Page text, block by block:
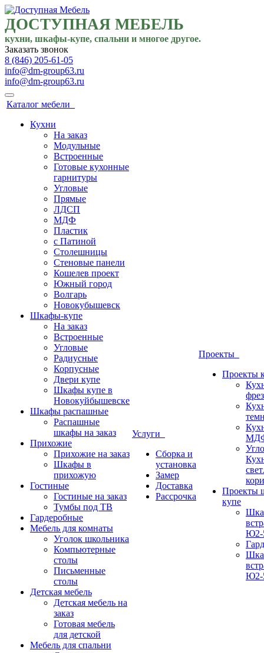
ДОСТУПНАЯ МЕБЕЛЬ
кухни, шкафы-купе, спальни и многое другое.
Заказать звонок
8 (846) 205-61-05
info@dm-group63.ru
info@dm-group63.ru
Каталог мебели
Кухни
На заказ
Модульные
Встроенные
Готовые кухонные
гарнитуры
Угловые
Прямые
ЛДСП
МДФ
Пластик
с Патиной
Столешницы
Стеновые панели
Кошелев проект
Южный город
Волгарь
Новокубышевск
Шкафы-купе
На заказ
Встроенные
Угловые
Радиусные
Корпусные
Двери купе
Шкафы купе в
Новокуйбышевске
Шкафы распашные
Распашные
шкафы на заказ
Прихожие
Прихожие на заказ
Шкафы в
прихожую
Гостиные
Гостиные на заказ
Тумбы под ТВ
Гардеробные
Мебель для комнаты
Уголок школьника
Компьютерные
столы
Письменные
столы
Детская мебель
Детская мебель на
заказ
Готовая мебель
для детской
Мебель для спальни
Услуги
Сборка и
установка
Замер
Доставка
Рассрочка
Проекты
Проекты
МДФ
Проекты
купе
Ю2-
Ю2-